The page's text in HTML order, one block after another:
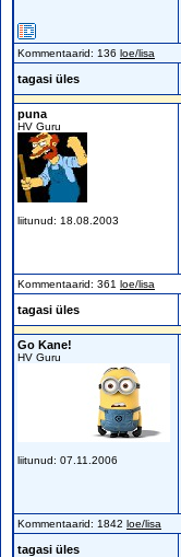
Kommentaarid: 136 loe/lisa
tagasi üles
puna
HV Guru
liitunud: 18.08.2003
Kommentaarid: 361 loe/lisa
tagasi üles
Go Kane!
HV Guru
liitunud: 07.11.2006
Kommentaarid: 1842 loe/lisa
tagasi üles